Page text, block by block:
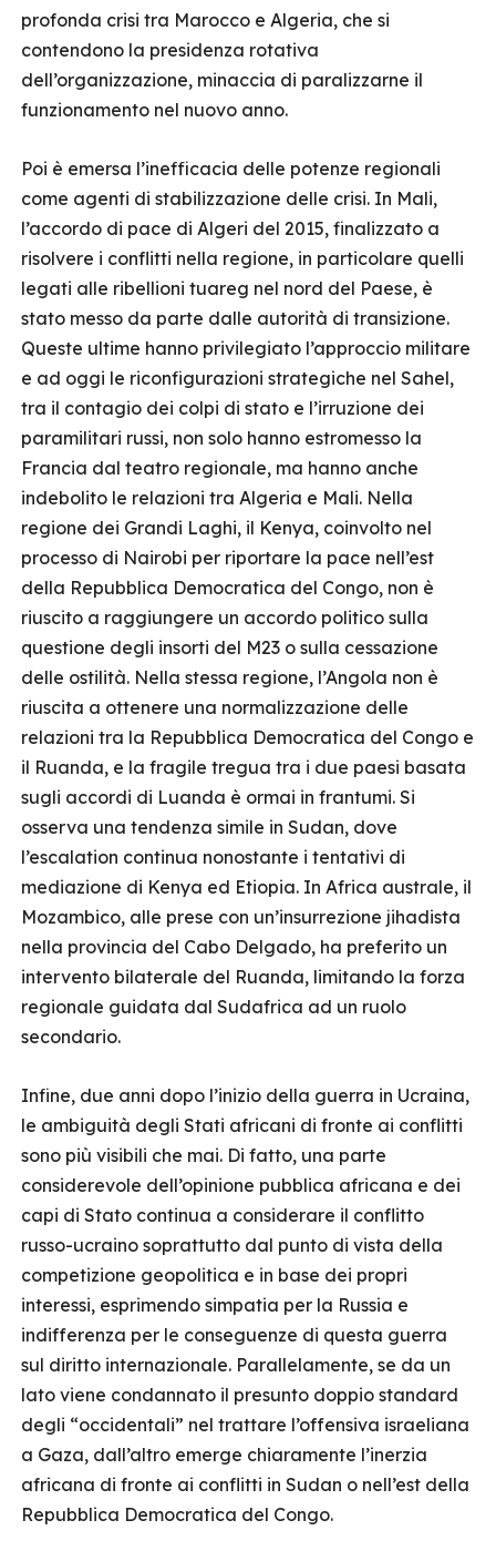
profonda crisi tra Marocco e Algeria, che si
contendono la presidenza rotativa
dell’organizzazione, minaccia di paralizzarne il
funzionamento nel nuovo anno.
Poi è emersa l’inefficacia delle potenze regionali
come agenti di stabilizzazione delle crisi. In Mali,
l’accordo di pace di Algeri del 2015, finalizzato a
risolvere i conflitti nella regione, in particolare quelli
legati alle ribellioni tuareg nel nord del Paese, è
stato messo da parte dalle autorità di transizione.
Queste ultime hanno privilegiato l’approccio militare
e ad oggi le riconfigurazioni strategiche nel Sahel,
tra il contagio dei colpi di stato e l’irruzione dei
paramilitari russi, non solo hanno estromesso la
Francia dal teatro regionale, ma hanno anche
indebolito le relazioni tra Algeria e Mali. Nella
regione dei Grandi Laghi, il Kenya, coinvolto nel
processo di Nairobi per riportare la pace nell’est
della Repubblica Democratica del Congo, non è
riuscito a raggiungere un accordo politico sulla
questione degli insorti del M23 o sulla cessazione
delle ostilità. Nella stessa regione, l’Angola non è
riuscita a ottenere una normalizzazione delle
relazioni tra la Repubblica Democratica del Congo e
il Ruanda, e la fragile tregua tra i due paesi basata
sugli accordi di Luanda è ormai in frantumi. Si
osserva una tendenza simile in Sudan, dove
l’escalation continua nonostante i tentativi di
mediazione di Kenya ed Etiopia. In Africa australe, il
Mozambico, alle prese con un’insurrezione jihadista
nella provincia del Cabo Delgado, ha preferito un
intervento bilaterale del Ruanda, limitando la forza
regionale guidata dal Sudafrica ad un ruolo
secondario.
Infine, due anni dopo l’inizio della guerra in Ucraina,
le ambiguità degli Stati africani di fronte ai conflitti
sono più visibili che mai. Di fatto, una parte
considerevole dell’opinione pubblica africana e dei
capi di Stato continua a considerare il conflitto
russo-ucraino soprattutto dal punto di vista della
competizione geopolitica e in base dei propri
interessi, esprimendo simpatia per la Russia e
indifferenza per le conseguenze di questa guerra
sul diritto internazionale. Parallelamente, se da un
lato viene condannato il presunto doppio standard
degli “occidentali” nel trattare l’offensiva israeliana
a Gaza, dall’altro emerge chiaramente l’inerzia
africana di fronte ai conflitti in Sudan o nell’est della
Repubblica Democratica del Congo.